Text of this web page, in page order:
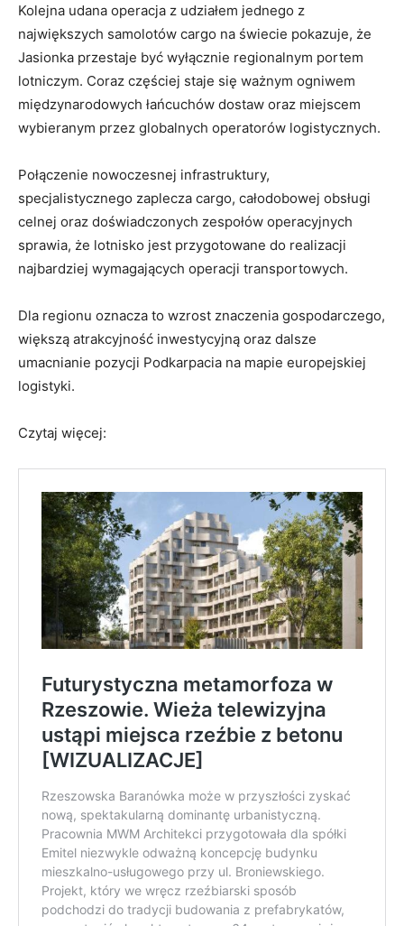
Kolejna udana operacja z udziałem jednego z
największych samolotów cargo na świecie pokazuje, że
Jasionka przestaje być wyłącznie regionalnym portem
lotniczym. Coraz częściej staje się ważnym ogniwem
międzynarodowych łańcuchów dostaw oraz miejscem
wybieranym przez globalnych operatorów logistycznych.
Połączenie nowoczesnej infrastruktury,
specjalistycznego zaplecza cargo, całodobowej obsługi
celnej oraz doświadczonych zespołów operacyjnych
sprawia, że lotnisko jest przygotowane do realizacji
najbardziej wymagających operacji transportowych.
Dla regionu oznacza to wzrost znaczenia gospodarczego,
większą atrakcyjność inwestycyjną oraz dalsze
umacnianie pozycji Podkarpacia na mapie europejskiej
logistyki.
Czytaj więcej: